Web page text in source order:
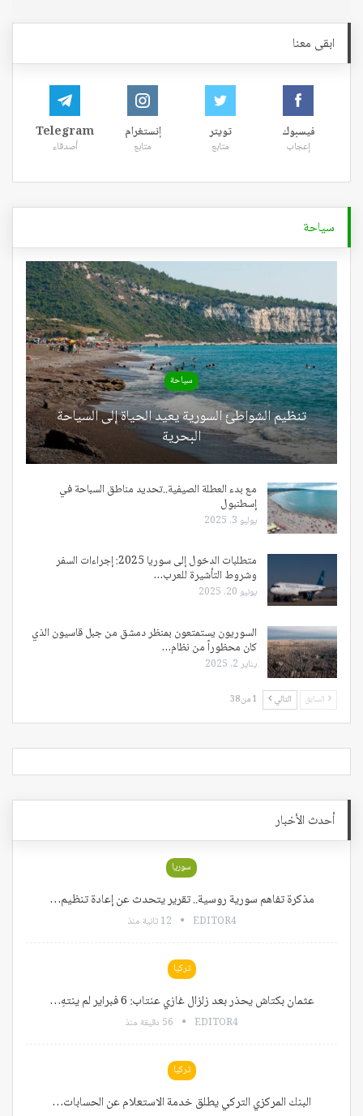
ابقى معنا
فيسبوك
إعجاب
تويتر
متابع
إنستغرام
متابع
Telegram
أصدقاء
سياحة
سياحة
تنظيم الشواطئ السورية يعيد الحياة إلى السياحة
البحرية
مع بدء العطلة الصيفية..تحديد مناطق السباحة في
إسطنبول
يوليو 3, 2025
متطلبات الدخول إلى سوريا 2025: إجراءات السفر
وشروط التأشيرة للعرب…
يونيو 20, 2025
السوريون يستمتعون بمنظر دمشق من جبل قاسيون الذي
كان محظوراً من نظام…
يناير 2, 2025
السابق التالي 1 من 38
أحدث الأخبار
سوريا
مذكرة تفاهم سورية روسية.. تقرير يتحدث عن إعادة تنظيم…
EDITOR4 12 ثانية منذ
تركيا
عثمان بكتاش يحذر بعد زلزال غازي عنتاب: 6 فبراير لم ينتهِ…
EDITOR4 56 دقيقة منذ
تركيا
البنك المركزي التركي يطلق خدمة الاستعلام عن الحسابات…